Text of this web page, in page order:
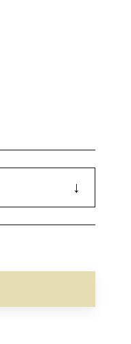
↓